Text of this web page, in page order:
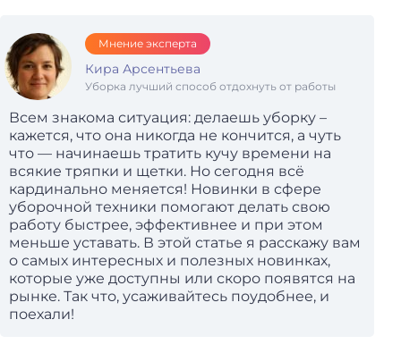
Мнение эксперта
Кира Арсентьева
Уборка лучший способ отдохнуть от работы
Всем знакома ситуация: делаешь уборку –
кажется, что она никогда не кончится, а чуть
что — начинаешь тратить кучу времени на
всякие тряпки и щетки. Но сегодня всё
кардинально меняется! Новинки в сфере
уборочной техники помогают делать свою
работу быстрее, эффективнее и при этом
меньше уставать. В этой статье я расскажу вам
о самых интересных и полезных новинках,
которые уже доступны или скоро появятся на
рынке. Так что, усаживайтесь поудобнее, и
поехали!